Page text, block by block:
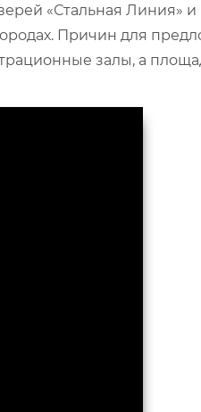
«Стальная Линия»
Причин для
залы, а